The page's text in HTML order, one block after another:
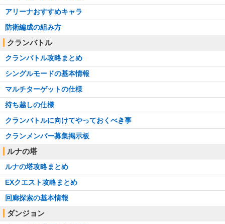
アリーナおすすめキャラ
防衛編成の組み方
クランバトル
クランバトル攻略まとめ
シングルモードの基本情報
マルチターゲットの仕様
持ち越しの仕様
クランバトルに向けてやっておくべき事
クランメンバー募集掲示板
ルナの塔
ルナの塔攻略まとめ
EXクエスト攻略まとめ
回廊探索の基本情報
ダンジョン